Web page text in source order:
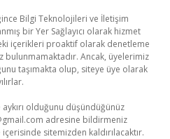
Bilgi Teknolojileri ve İletişim
bir Yer Sağlayıcı olarak hizmet
içerikleri proaktif olarak denetleme
bulunmamaktadır. Ancak, üyelerimiz
taşımakta olup, siteye üye olarak
olduğunu düşündüğünüz
adresine bildirmeniz
sitemizden kaldırılacaktır.